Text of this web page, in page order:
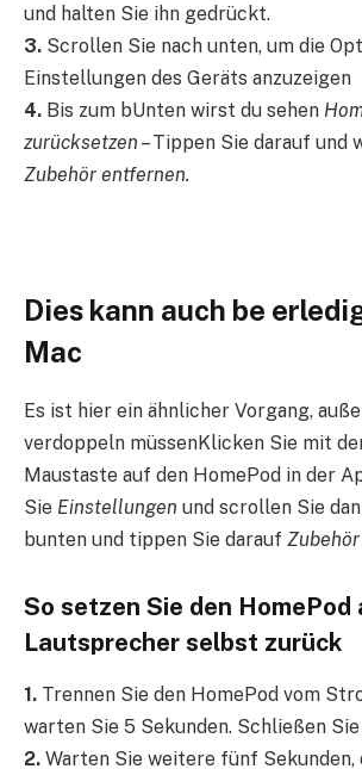
und halten Sie ihn gedrückt.
3. Scrollen Sie nach unten, um die
Einstellungen des Geräts anzuzeigen
4. Bis zum bUnten wirst du sehen
zurücksetzen – Tippen Sie darauf und
Zubehör entfernen.
Dies kann auch be
Mac
Es ist hier ein ähnlicher Vorgang,
verdoppeln müssenKlicken Sie mit
Maustaste auf den HomePod in der
Sie Einstellungen und scrollen Sie
bunten und tippen Sie darauf
So setzen Sie den HomePod
Lautsprecher selbst zurück
1. Trennen Sie den HomePod vom
warten Sie 5 Sekunden. Schließen
2. Warten Sie weitere fünf Sekunden,